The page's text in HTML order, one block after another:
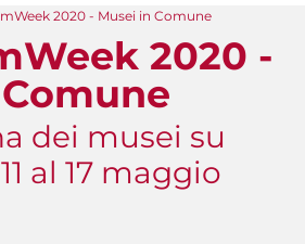
2020 - Musei in Comune
2020 -
dei musei su
al 17 maggio